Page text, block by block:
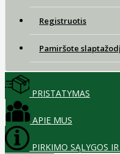
Registruotis
Pamiršote
PRISTATYMAS
APIE MUS
PIRKIMO SĄLYGOS